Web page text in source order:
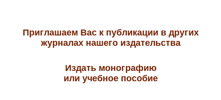
Приглашаем Вас к публикации в других
журналах нашего издательства
Издать монографию
или учебное пособие